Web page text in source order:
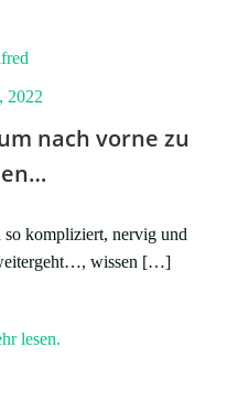
2022
nach vorne zu
kompliziert, nervig und
wissen […]
lesen.